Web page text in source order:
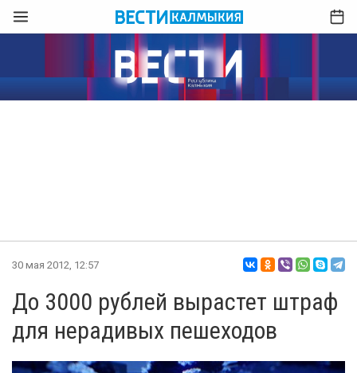
30 мая 2012, 12:57
До 3000 рублей вырастет штраф
для нерадивых пешеходов